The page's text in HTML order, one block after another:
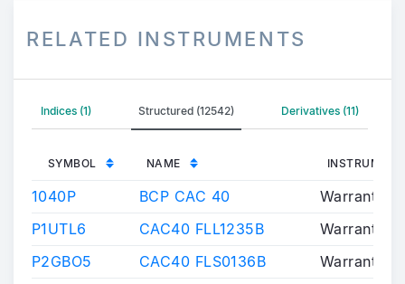
RELATED INSTRUMENTS
Indices (1) Structured (12542) Derivatives (11)
SYMBOL NAME
1040P BCP CAC 40
Warrants/
P1UTL6
CAC40 FLL1235B
Warrants/
P2GBO5
CAC40 FLS0136B
Warrants/